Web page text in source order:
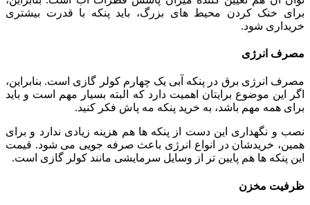
برای خنک کردن محیط های بزرگ، باید پنکه با قدرت بیشتری
خریداری شود.
مصرف انرژی
مصرف انرژی برق در پنکه آبی یک چهارم کولر گازی است. بنابراین،
اگر این موضوع برایتان اهمیت دارد که البته بسیار مهم است و باید
برای همه مهم باشد، به خرید پنکه مه پاش فکر کنید.
نصب و نگهداری این دست از پنکه ها هم هزینه زیادی ندارد و برای
همین، خریدشان در انواع انرژی باعث صرفه جویی می شود. قیمت
این پنکه ها هم پایین تر از وسایل سرمایشی مانند کولر گازی است.
ظرفیت مخزن